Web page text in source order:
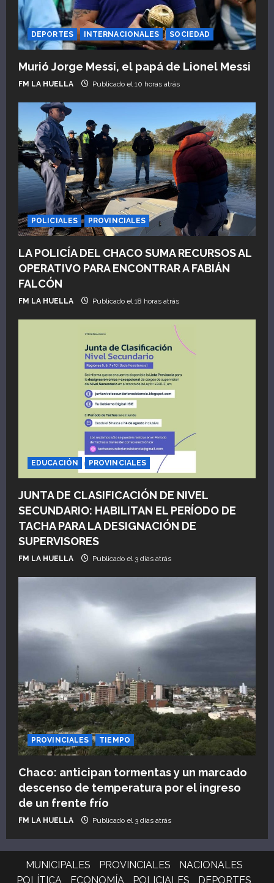
DEPORTES INTERNACIONALES SOCIEDAD
Murió Jorge Messi, el papá de Lionel Messi
FM LA HUELLA Publicado el 10 horas atrás
POLICIALES PROVINCIALES
LA POLICÍA DEL CHACO SUMA RECURSOS AL
OPERATIVO PARA ENCONTRAR A FABIÁN
FALCÓN
FM LA HUELLA Publicado el 18 horas atrás
EDUCACIÓN PROVINCIALES
JUNTA DE CLASIFICACIÓN DE NIVEL
SECUNDARIO: HABILITAN EL PERÍODO DE
TACHA PARA LA DESIGNACIÓN DE
SUPERVISORES
FM LA HUELLA Publicado el 3 días atrás
PROVINCIALES TIEMPO
Chaco: anticipan tormentas y un marcado
descenso de temperatura por el ingreso
de un frente frío
FM LA HUELLA Publicado el 3 días atrás
MUNICIPALES PROVINCIALES
NACIONALES
POLÍTICA
ECONOMÍA POLICIALES DEPORTES